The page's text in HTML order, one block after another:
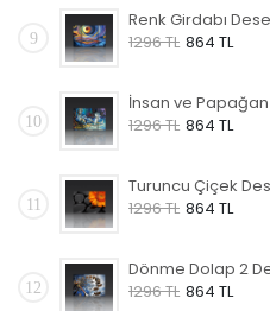
9
1296 TL 864 TL
10
1296 TL 864 TL
11
1296 TL 864 TL
12
1296 TL 864 TL